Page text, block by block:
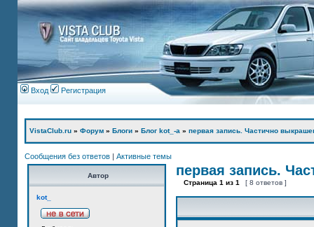
Вход Регистрация
VistaClub.ru » Форум » Блоги » Блог kot_-а » первая запись. Частично
Сообщения без ответов | Активные темы
Автор
kot_
первая запись.
Страница 1 из 1 [ 8 ответов ]